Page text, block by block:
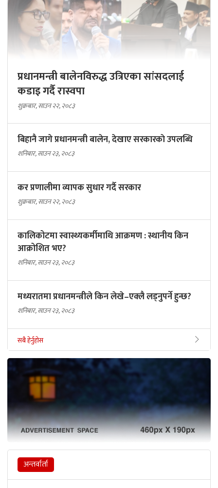
प्रधानमन्त्री बालेनविरुद्ध उत्रिएका सांसदलाई
कडाइ गर्दै रास्वपा
शुक्रबार, साउन २२, २०८३
बिहानै जागे प्रधानमन्त्री बालेन, देखाए सरकारकाे उपलब्धि
शनिबार, साउन २३, २०८३
कर प्रणालीमा व्यापक सुधार गर्दै सरकार
शुक्रबार, साउन २२, २०८३
कालिकोटमा स्वास्थ्यकर्मीमाथि आक्रमण : स्थानीय किन
आक्रोशित भए?
शनिबार, साउन २३, २०८३
मध्यरातमा प्रधानमन्त्रीले किन लेखे–एक्लै लड्नुपर्ने हुन्छ?
शनिबार, साउन २३, २०८३
सबै हेर्नुहोस
अन्तर्वार्ता